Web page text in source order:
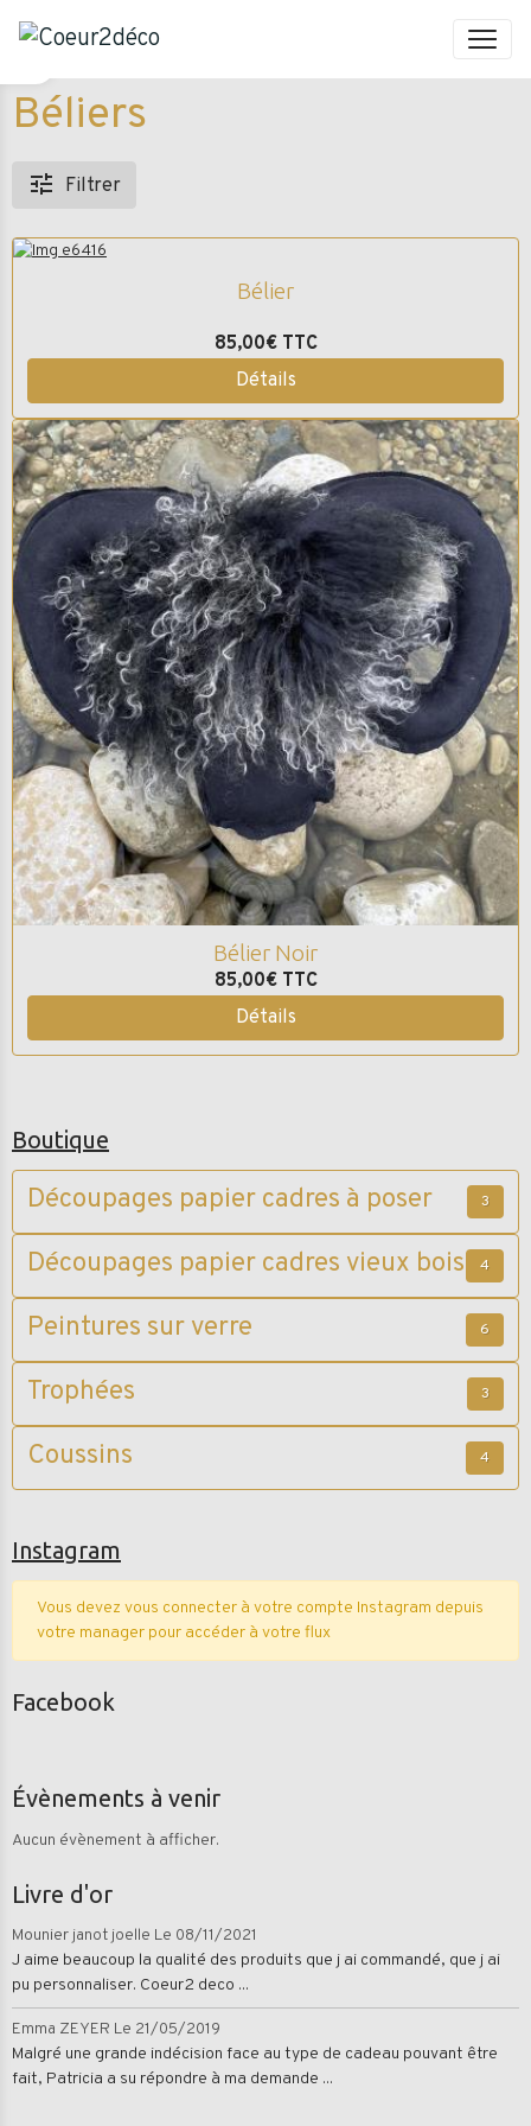
Béliers
Filtrer
Bélier
85,00€ TTC
Détails
Bélier Noir
85,00€ TTC
Détails
Boutique
Découpages papier cadres à poser 3
Découpages papier cadres vieux bois 4
Peintures sur verre 6
Trophées 3
Coussins 4
Instagram
Vous devez vous connecter à votre compte Instagram depuis
votre manager pour accéder à votre flux
Facebook
Évènements à venir
Aucun évènement à afficher.
Livre d'or
Mounier janot joelle Le 08/11/2021
J aime beaucoup la qualité des produits que j ai commandé, que j ai
pu personnaliser. Coeur2 deco ...
Emma ZEYER Le 21/05/2019
Malgré une grande indécision face au type de cadeau pouvant être
fait, Patricia a su répondre à ma demande ...